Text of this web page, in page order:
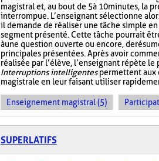
magistral et, au bout de 5 à 10 minutes, la
interrompue. L’enseignant sélectionne
il demande de réaliser une tâche simple
segment présenté. Cette tâche pourrait
à une question ouverte ou encore, de
principales présentées. Après avoir
réalisée par l’élève, l’enseignant répète le
Interruptions intelligentespermettent aux
magistrale en leur faisant utiliser
Enseignement magistral (5)
SUPERLATIFS